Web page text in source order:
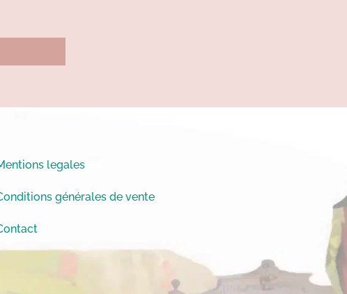
legales
générales de vente